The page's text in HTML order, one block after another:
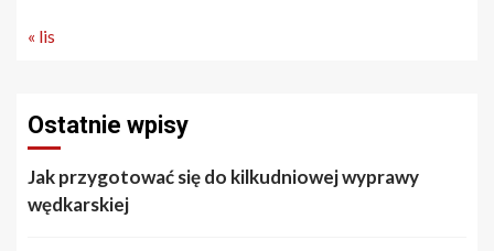
« lis
Ostatnie wpisy
Jak przygotować się do kilkudniowej wyprawy
wędkarskiej